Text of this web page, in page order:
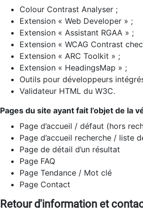
Colour Contrast Analyser ;
Extension « Web Developer » ;
Extension « Assistant RGAA » ;
Extension « WCAG Contrast
Extension « ARC Toolkit » ;
Extension « HeadingsMap » ;
Outils pour développeurs
Validateur HTML du W3C.
Pages du site ayant fait l’objet de la
Page d’accueil / défaut (hors
Page d’accueil recherche / liste
Page de détail d’un résultat
Page FAQ
Page Tendance / Mot clé
Page Contact
Retour d'information et